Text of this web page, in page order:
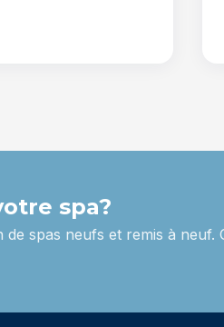
spa?
spas neufs et remis à neuf.